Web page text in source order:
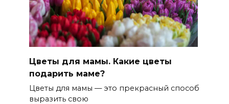
Цветы для мамы. Какие цветы
подарить маме?
Цветы для мамы — это прекрасный способ
выразить свою